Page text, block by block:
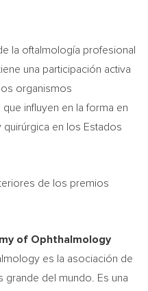
la oftalmología profesional
una participación activa
organismos
influyen en la forma en
en los Estados
de los premios
of Ophthalmology
es la asociación de
del mundo. Es una